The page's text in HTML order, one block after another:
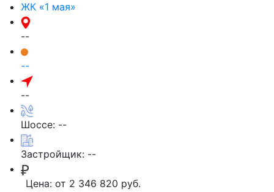
ЖК «1 мая»
--
--
--
Шоссе: --
Застройщик: --
Цена: от 2 346 820 руб.